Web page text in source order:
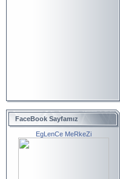
FaceBook Sayfamız
EgLenCe MeRkeZi